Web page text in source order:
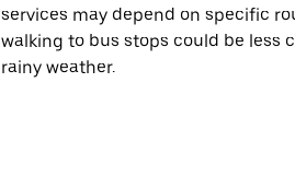
services may depend on specific
walking to bus stops could be less
rainy weather.